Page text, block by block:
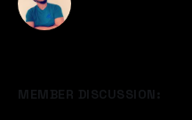
MEMBER DISCUSSION: